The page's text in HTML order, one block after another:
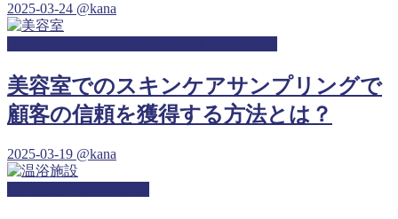
2025-03-24 @kana
美容室でのスキンケアサンプリングで
顧客の信頼を獲得する方法とは？
2025-03-19 @kana